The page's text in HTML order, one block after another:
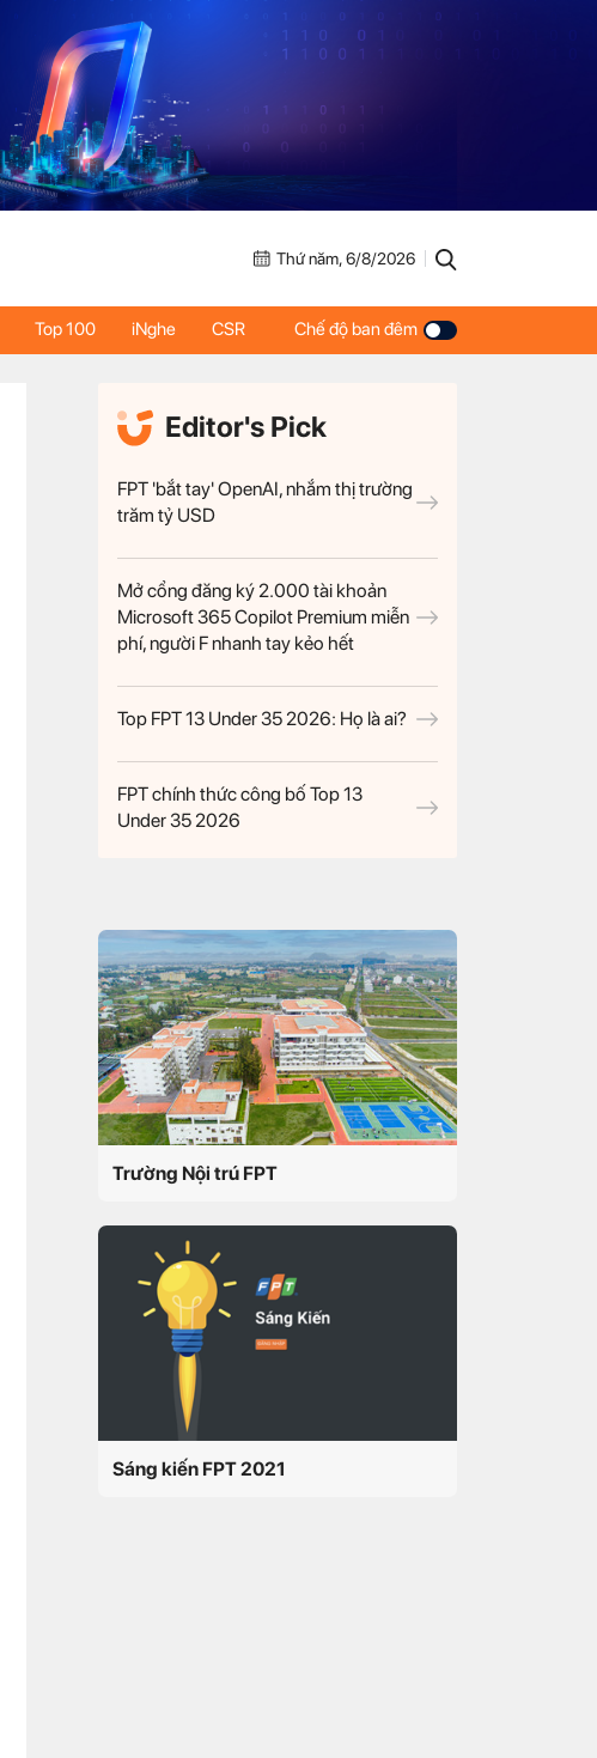
Thứ năm, 6/8/2026
Top 100 iNghe CSR Chế độ ban đêm
Editor's Pick
FPT 'bắt tay' OpenAI, nhắm thị trường
trăm tỷ USD
Mở cổng đăng ký 2.000 tài khoản
Microsoft 365 Copilot Premium miễn
phí, người F nhanh tay kẻo hết
Top FPT 13 Under 35 2026: Họ là ai?
FPT chính thức công bố Top 13
Under 35 2026
Trường Nội trú FPT
Sáng kiến FPT 2021